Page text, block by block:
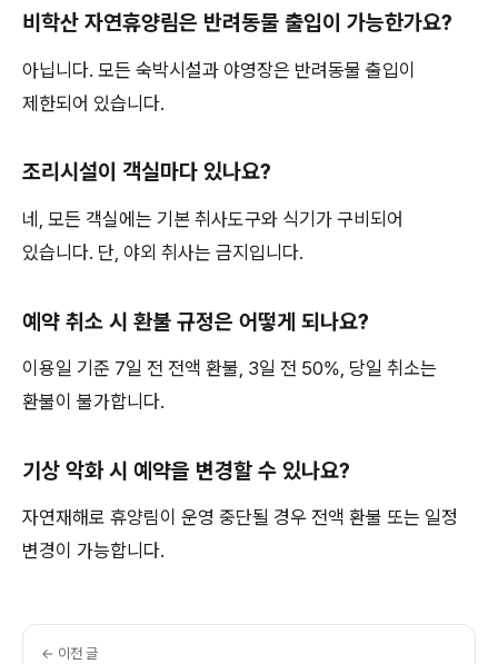
비학산 자연휴양림은 반려동물 출입이 가능한가요?
아닙니다. 모든 숙박시설과 야영장은 반려동물 출입이
제한되어 있습니다.
조리시설이 객실마다 있나요?
네, 모든 객실에는 기본 취사도구와 식기가 구비되어
있습니다. 단, 야외 취사는 금지입니다.
예약 취소 시 환불 규정은 어떻게 되나요?
이용일 기준 7일 전 전액 환불, 3일 전 50%, 당일 취소는
환불이 불가합니다.
기상 악화 시 예약을 변경할 수 있나요?
자연재해로 휴양림이 운영 중단될 경우 전액 환불 또는 일정
변경이 가능합니다.
← 이전 글